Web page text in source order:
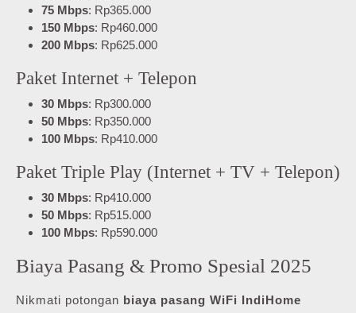
75 Mbps: Rp365.000
150 Mbps: Rp460.000
200 Mbps: Rp625.000
Paket Internet + Telepon
30 Mbps: Rp300.000
50 Mbps: Rp350.000
100 Mbps: Rp410.000
Paket Triple Play (Internet + TV + Telepon)
30 Mbps: Rp410.000
50 Mbps: Rp515.000
100 Mbps: Rp590.000
Biaya Pasang & Promo Spesial 2025
Nikmati potongan biaya pasang WiFi IndiHome